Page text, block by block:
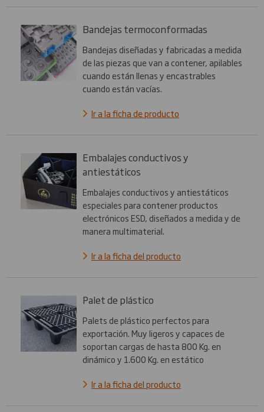
Bandejas termoconformadas
Bandejas diseñadas y fabricadas a medida
de las piezas que van a contener, apilables
cuando están llenas y encastrables
cuando están vacías.
Ir a la ficha de producto
Embalajes conductivos y
antiestáticos
Embalajes conductivos y antiestáticos
especiales para contener productos
electrónicos ESD, diseñados a medida y de
manera multimaterial.
Ir a la ficha del producto
Palet de plástico
Palets de plástico perfectos para
exportación. Muy ligeros y capaces de
soportan cargas de hasta 800 Kg. en
dinámico y 1.600 Kg. en estático
Ir a la ficha del producto